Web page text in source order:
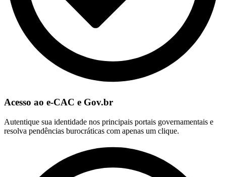
Acesso ao e-CAC e Gov.br
Autentique sua identidade nos principais portais governamentais e
resolva pendências burocráticas com apenas um clique.